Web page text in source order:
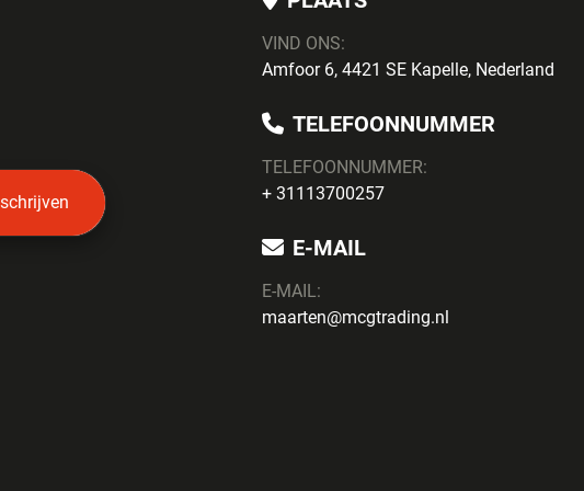
VIND ONS:
Amfoor 6, 4421 SE Kapelle, Nederland
TELEFOONNUMMER
TELEFOONNUMMER:
+ 31113700257
E-MAIL
E-MAIL:
maarten@mcgtrading.nl